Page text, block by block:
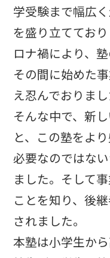
学受験まで幅広
を盛り立ててお
ロナ禍により、
その間に始めた
え忍んでおりまし
そんな中で、新
と、この塾をよ
必要なのではな
ました。そして
ことを知り、後
されました。
本塾は小学生か